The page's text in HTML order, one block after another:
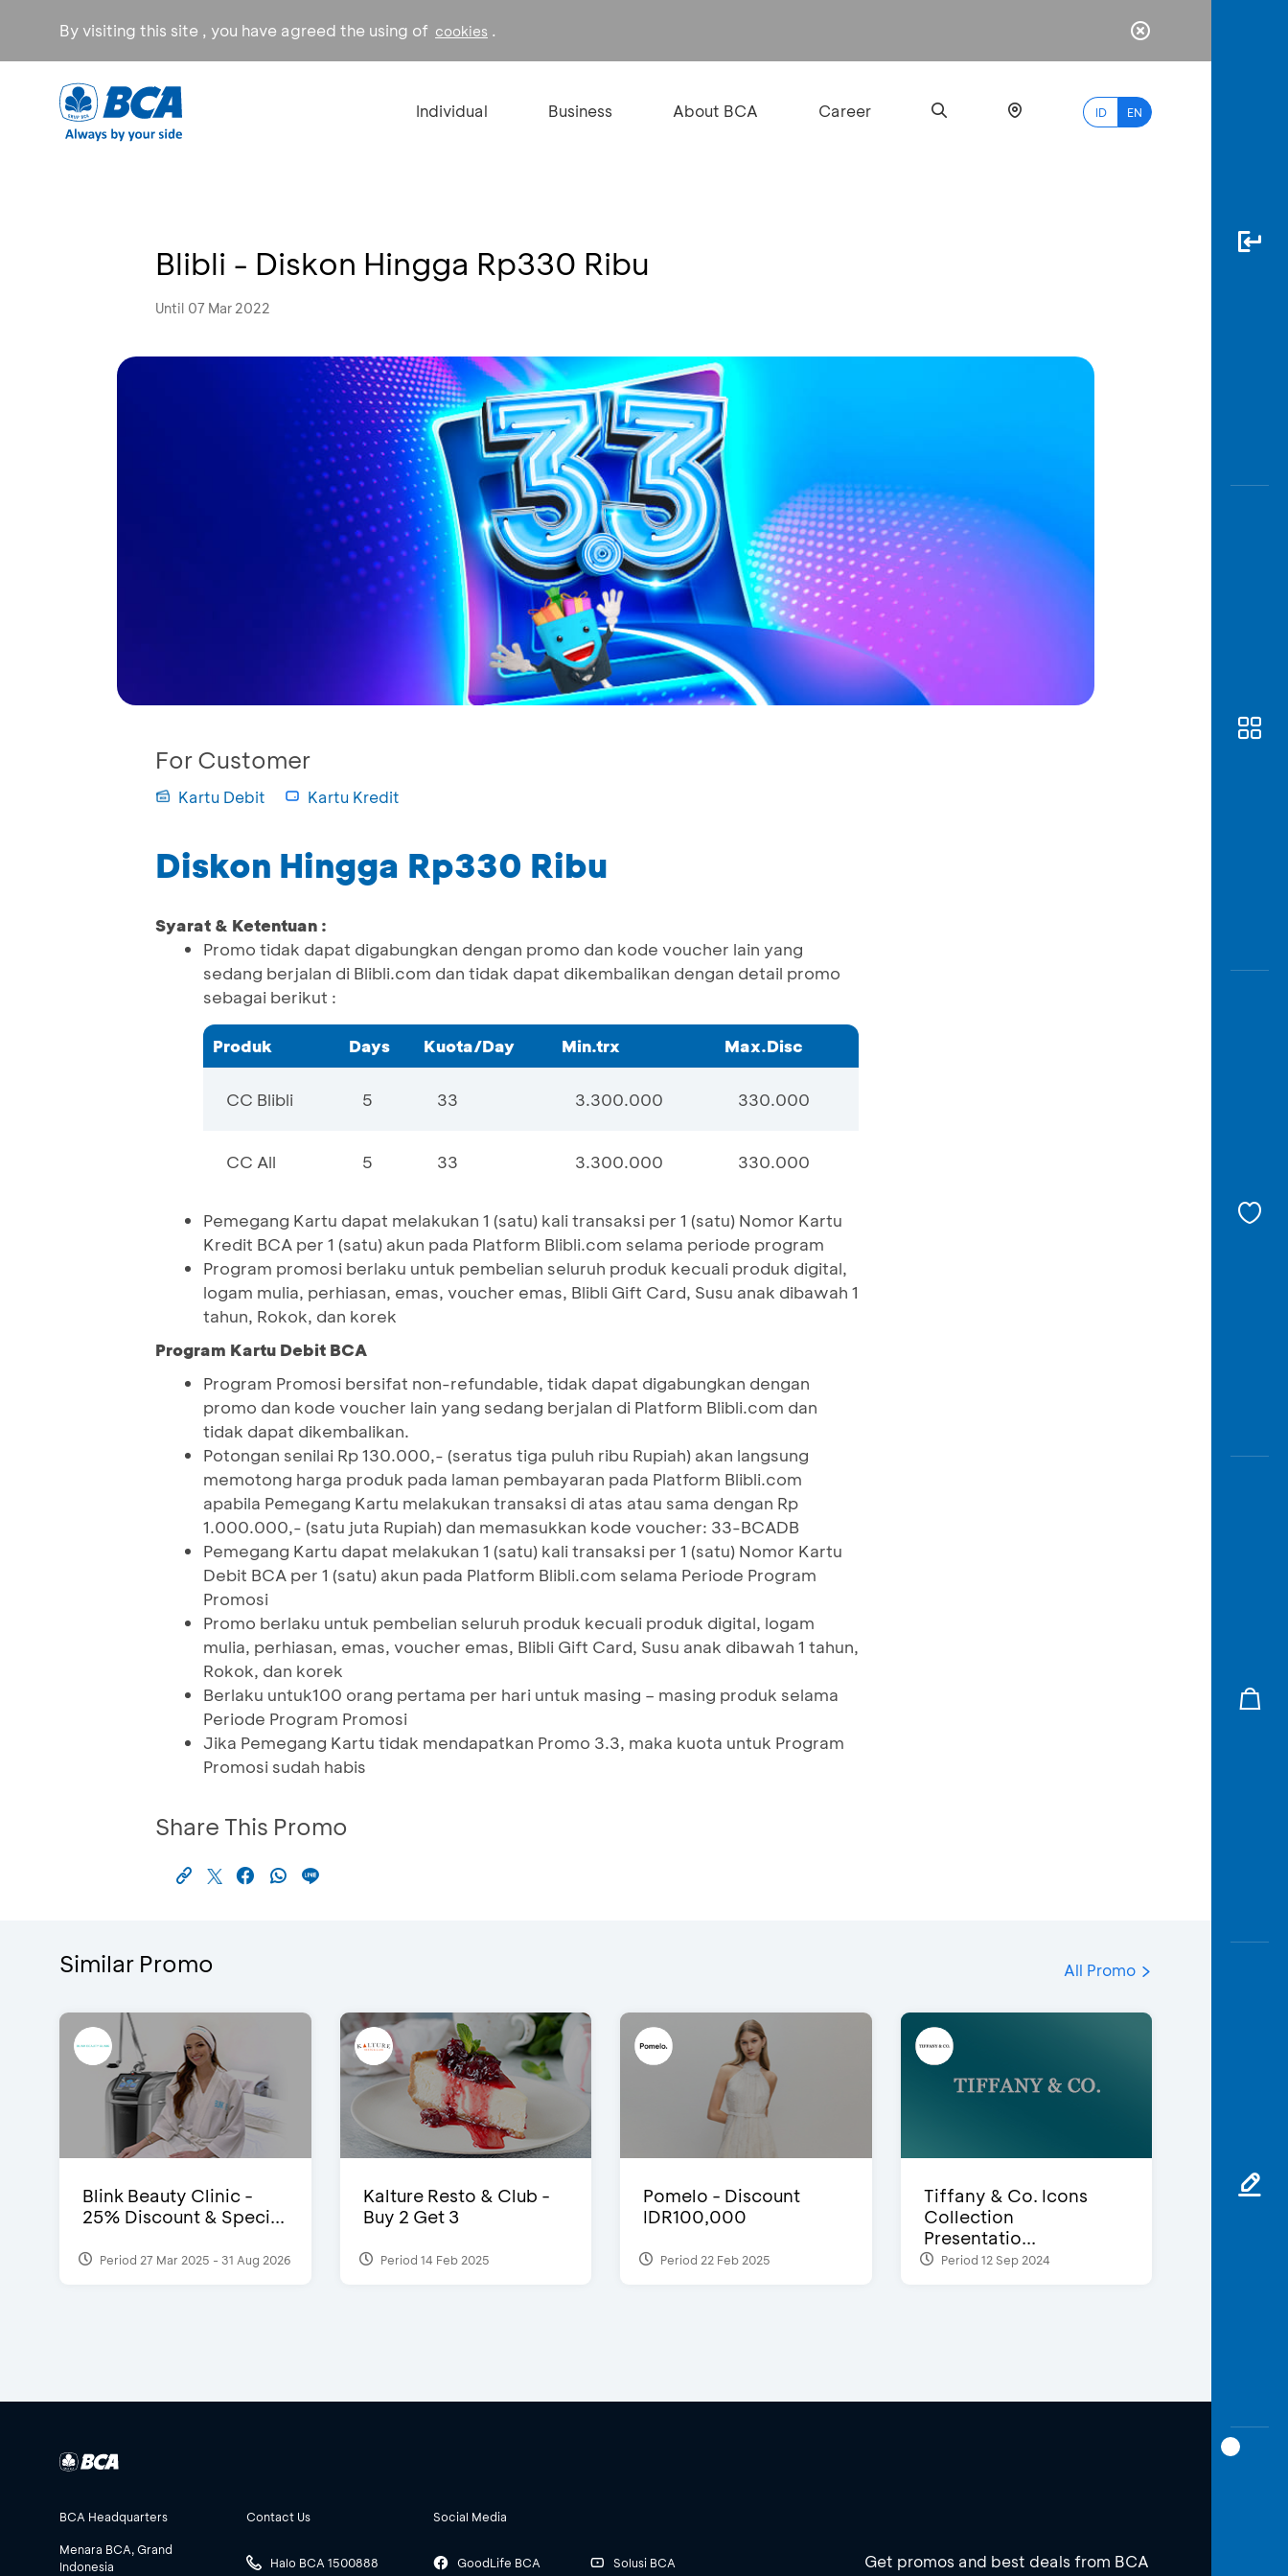
By visiting this site , you have agreed the using of cookies .
Individual Business About BCA Career ID EN
Blibli - Diskon Hingga Rp330 Ribu
Until 07 Mar 2022
For Customer
Kartu Debit Kartu Kredit
Diskon Hingga Rp330 Ribu
Syarat & Ketentuan :
Promo tidak dapat digabungkan dengan promo dan kode voucher lain yang
sedang berjalan di Blibli.com dan tidak dapat dikembalikan dengan detail promo
sebagai berikut :
Produk Days Kuota/Day Min.trx Max.Disc
CC Blibli 5 33 3.300.000 330.000
CC All 5 33 3.300.000 330.000
Pemegang Kartu dapat melakukan 1 (satu) kali transaksi per 1 (satu) Nomor Kartu
Kredit BCA per 1 (satu) akun pada Platform Blibli.com selama periode program
Program promosi berlaku untuk pembelian seluruh produk kecuali produk digital,
logam mulia, perhiasan, emas, voucher emas, Blibli Gift Card, Susu anak dibawah 1
tahun, Rokok, dan korek
Program Kartu Debit BCA
Program Promosi bersifat non-refundable, tidak dapat digabungkan dengan
promo dan kode voucher lain yang sedang berjalan di Platform Blibli.com dan
tidak dapat dikembalikan.
Potongan senilai Rp 130.000,- (seratus tiga puluh ribu Rupiah) akan langsung
memotong harga produk pada laman pembayaran pada Platform Blibli.com
apabila Pemegang Kartu melakukan transaksi di atas atau sama dengan Rp
1.000.000,- (satu juta Rupiah) dan memasukkan kode voucher: 33-BCADB
Pemegang Kartu dapat melakukan 1 (satu) kali transaksi per 1 (satu) Nomor Kartu
Debit BCA per 1 (satu) akun pada Platform Blibli.com selama Periode Program
Promosi
Promo berlaku untuk pembelian seluruh produk kecuali produk digital, logam
mulia, perhiasan, emas, voucher emas, Blibli Gift Card, Susu anak dibawah 1 tahun,
Rokok, dan korek
Berlaku untuk100 orang pertama per hari untuk masing – masing produk selama
Periode Program Promosi
Jika Pemegang Kartu tidak mendapatkan Promo 3.3, maka kuota untuk Program
Promosi sudah habis
Share This Promo
Similar Promo All Promo
Blink Beauty Clinic -
25% Discount & Speci...
Period 27 Mar 2025 - 31 Aug 2026
Kalture Resto & Club -
Buy 2 Get 3
Period 14 Feb 2025
Pomelo - Discount
IDR100,000
Period 22 Feb 2025
Tiffany & Co. Icons
Collection
Presentatio...
Period 12 Sep 2024
BCA Headquarters
Menara BCA, Grand
Indonesia
Contact Us
Halo BCA 1500888
Social Media
GoodLife BCA Solusi BCA Get promos and best deals from BCA